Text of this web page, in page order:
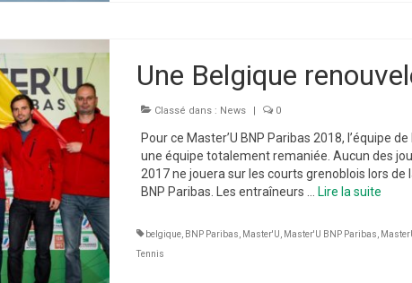
Une Belgique
Classé dans : News 0
Pour ce Master’U BNP Paribas 2018, l’équipe
une équipe totalement remaniée. Aucun des
2017 ne jouera sur les courts grenoblois lors de
BNP Paribas. Les entraîneurs …
Lire la suite­­
belgique, BNP Paribas Master'U Master'U BNP Paribas
Tennis